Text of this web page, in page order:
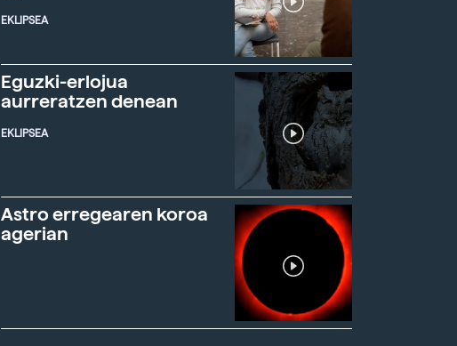
EKLIPSEA
Eguzki-erlojua
aurreratzen denean
EKLIPSEA
Astro erregearen koroa
agerian